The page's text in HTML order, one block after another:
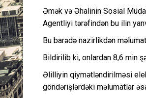
Əmək və Əhalinin Sosial
Agentliyi tərəfindən bu ilin
Bu barədə nazirlikdən
Bildirilib ki, onlardan 8,6 min
Əlilliyin qiymətləndirilməsi
göndərişlərdəki məlumatlar